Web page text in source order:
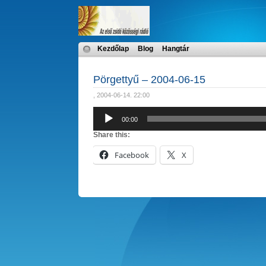
Kezdőlap Blog Hangtár
Pörgettyű – 2004-06-15
, 2004-06-14. 22:00
Audió
lejátszó
00:00
Share this:
Facebook X